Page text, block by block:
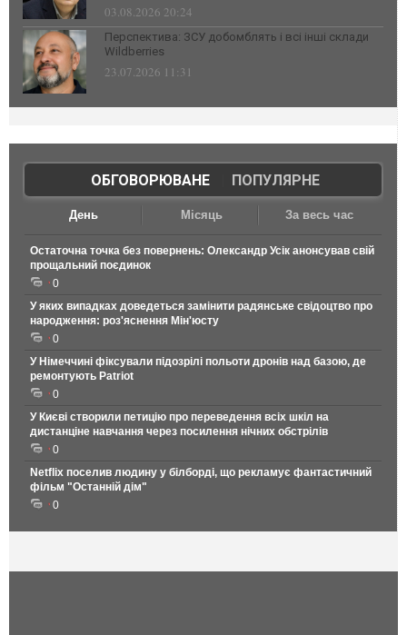
03.08.2026 20:24
Перспектива: ЗСУ добомблять і всі інші склади
Wildberries
23.07.2026 11:31
ОБГОВОРЮВАНЕ| ПОПУЛЯРНЕ
День Місяць За весь час
Остаточна точка без повернень: Олександр Усік анонсував свій
прощальний поєдинок
0
У яких випадках доведеться замінити радянське свідоцтво про
народження: роз'яснення Мін'юсту
0
У Німеччині фіксували підозрілі польоти дронів над базою, де
ремонтують Patriot
0
У Києві створили петицію про переведення всіх шкіл на
дистанціне навчання через посилення нічних обстрілів
0
Netflix поселив людину у білборді, що рекламує фантастичний
фільм "Останній дім"
0